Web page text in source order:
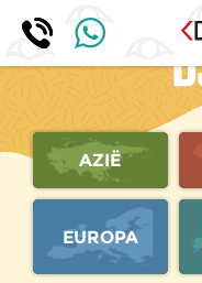
AZIË
EUROPA